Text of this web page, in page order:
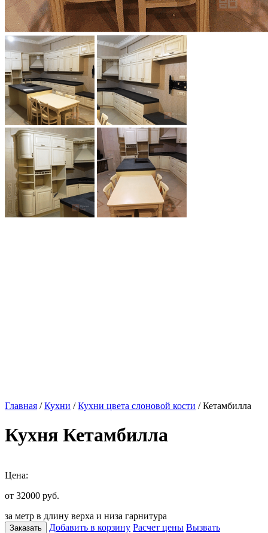
Главная /Кухни /Кухни цвета слоновой кости / Кетамбилла
Кухня Кетамбилла
Цена:
от 32000 руб.
за метр в длину верха и низа гарнитура
Заказать Добавить в корзину Расчет цены Вызвать